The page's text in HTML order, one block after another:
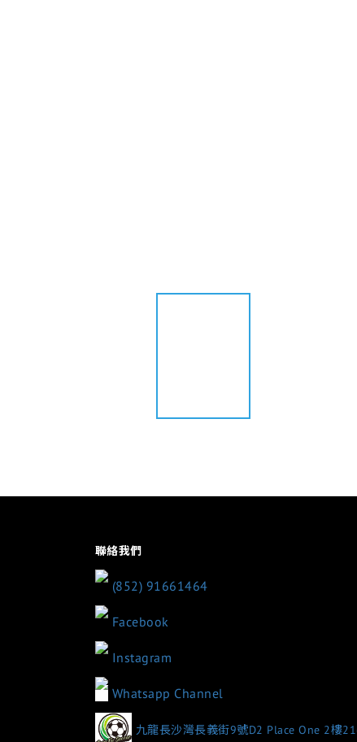
聯絡我們
(852) 91661464
Facebook
Instagram
Whatsapp Channel
九龍長沙灣長義街9號D2 Place One 2樓